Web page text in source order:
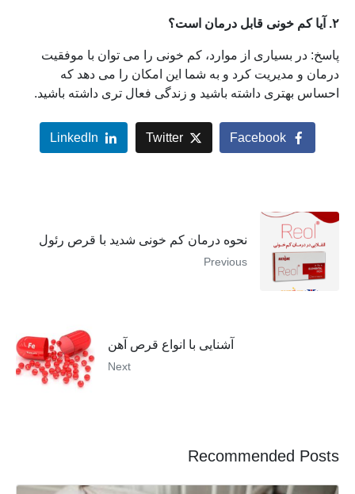
۲. آیا کم خونی قابل درمان است؟
پاسخ: در بسیاری از موارد، کم خونی را می توان با موفقیت
درمان و مدیریت کرد و به شما این امکان را می دهد که
احساس بهتری داشته باشید و زندگی فعال تری داشته باشید.
Facebook
Twitter
LinkedIn
نحوه درمان کم خونی شدید با قرص رئول
Previous
آشنایی با انواع قرص آهن
Next
Recommended Posts